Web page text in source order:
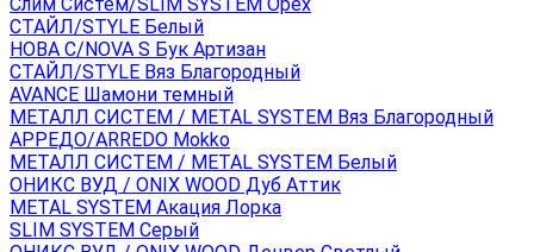
СТАЙЛ/STYLE Белый
НОВА С/NOVA S Бук Артизан
СТАЙЛ/STYLE Вяз Благородный
AVANCE Шамони темный
МЕТАЛЛ СИСТЕМ / METAL SYSTEM Вяз Благородный
АРРЕДО/ARREDO Mokko
МЕТАЛЛ СИСТЕМ / METAL SYSTEM Белый
ОНИКС ВУД / ONIX WOOD Дуб Аттик
METAL SYSTEM Акация Лорка
SLIM SYSTEM Серый